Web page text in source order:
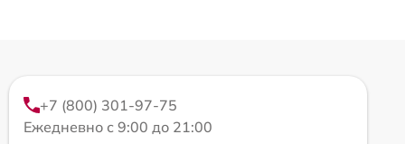
+7 (800) 301-97-75
Ежедневно с 9:00 до 21:00